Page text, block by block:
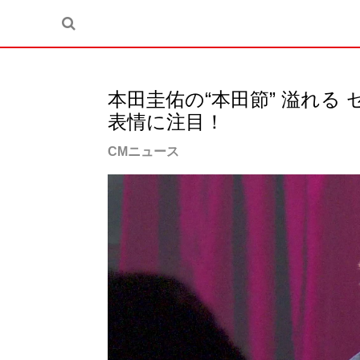
本田圭佑の“本田節” 溢れる
表情に注目！
CMニュース